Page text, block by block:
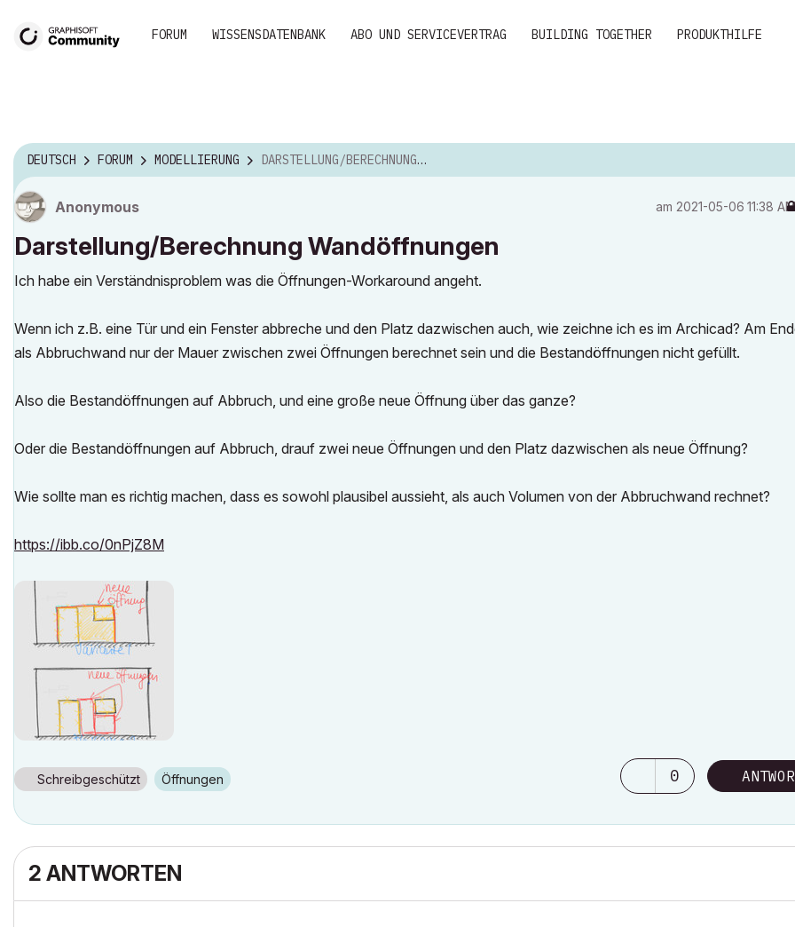
FORUM WISSENSDATENBANK ABO UND SERVICEVERTRAG BUILDING TOGETHER PRODUKTHILFE
DEUTSCH FORUM MODELLIERUNG DARSTELLUNG/BERECHNUNG WANDÖFFNUNGEN
Anonymous am ‎2021-05-06 11:38 AM
Darstellung/Berechnung Wandöffnungen
Ich habe ein Verständnisproblem was die Öffnungen-Workaround angeht.
Wenn ich z.B. eine Tür und ein Fenster abbreche und den Platz dazwischen auch, wie zeichne ich es im Archicad? Am
als Abbruchwand nur der Mauer zwischen zwei Öffnungen berechnet sein und die Bestandöffnungen nicht gefüllt.
Also die Bestandöffnungen auf Abbruch, und eine große neue Öffnung über das ganze?
Oder die Bestandöffnungen auf Abbruch, drauf zwei neue Öffnungen und den Platz dazwischen als neue Öffnung?
Wie sollte man es richtig machen, dass es sowohl plausibel aussieht, als auch Volumen von der Abbruchwand rechnet?
https://ibb.co/0nPjZ8M
Schreibgeschützt Öffnungen 0
2 ANTWORTEN